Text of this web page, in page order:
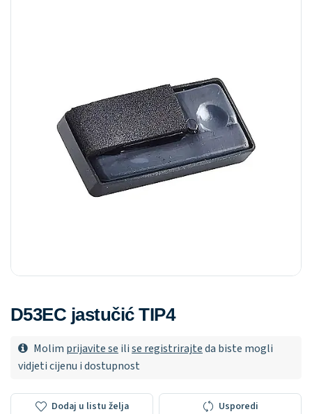
D53EC jastučić TIP4
Molim prijavite se ilise registrirajteda biste mogli
vidjeti cijenu i dostupnost
Dodaj u listu želja Usporedi